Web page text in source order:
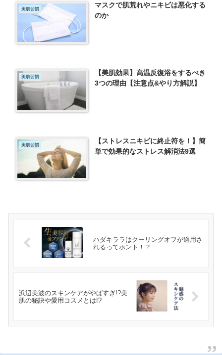
美肌習慣
マスクで肌荒れやニキビは悪化する
のか
美肌習慣
【美肌効果】高温反復浴をするべき
3つの理由【注意点&やり方解説】
美肌習慣
【ストレスニキビに終止符を！】簡
単で効果的なストレス解消法9選
ハダキララはクーリングオフが適用さ
れるってホント！？
浜辺美波のスキンケアがやばすぎ!?美
肌の秘訣や愛用コスメとは!?